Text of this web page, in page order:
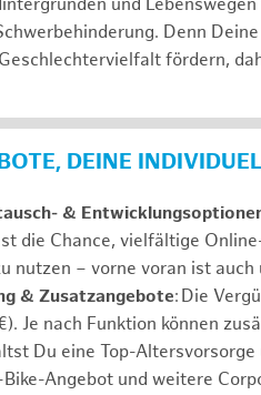
und
Denn
fördern,
DEINE
&
die Chance, vielfältige
nutzen – vorne voran ist
& Zusatzangebote: Die
Je nach Funktion können
Du eine Top-
Angebot und weitere